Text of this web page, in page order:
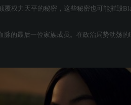
覆权力天平的秘密，这些秘密也可能摧
的最后一位家族成员。在政治局势动荡